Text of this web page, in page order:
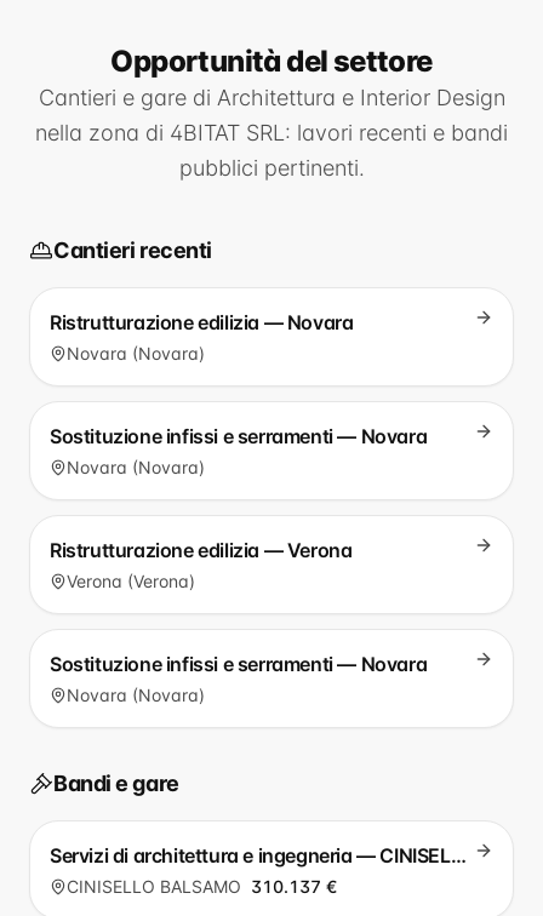
Opportunitàdel settore
Cantieri e gare di Architettura e Interior Design
nella zona di 4BITAT SRL : lavori recenti e bandi
pubblici pertinenti.
Cantieri recenti
Ristrutturazione edilizia — Novara
Novara (Novara)
Sostituzione infissi e serramenti — Novara
Novara (Novara)
Ristrutturazione edilizia — Verona
Verona (Verona)
Sostituzione infissi e serramenti — Novara
Novara (Novara)
Bandi e gare
Servizi di architettura e ingegneria — CINISELLO BALSAMO
CINISELLO BALSAMO 310.137 €